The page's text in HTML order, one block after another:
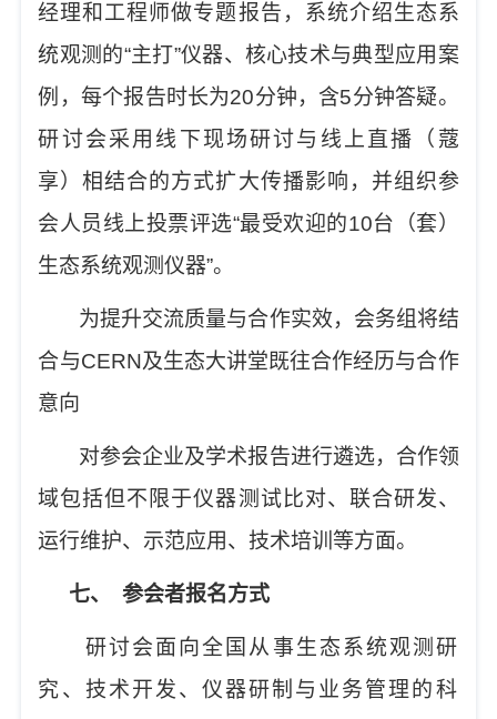
经理和工程师做专题报告，系统介绍生态系
统观测的“主打”仪器、核心技术与典型应用案
例，每个报告时长为20分钟，含5分钟答疑。
研讨会采用线下现场研讨与线上直播（蔻
享）相结合的方式扩大传播影响，并组织参
会人员线上投票评选“最受欢迎的10台（套）
生态系统观测仪器”。
为提升交流质量与合作实效，会务组将结
合与CERN及生态大讲堂既往合作经历与合作
意向
对参会企业及学术报告进行遴选，合作领
域包括但不限于仪器测试比对、联合研发、
运行维护、示范应用、技术培训等方面。
七、参会者报名方式
研讨会面向全国从事生态系统观测研
究、技术开发、仪器研制与业务管理的科